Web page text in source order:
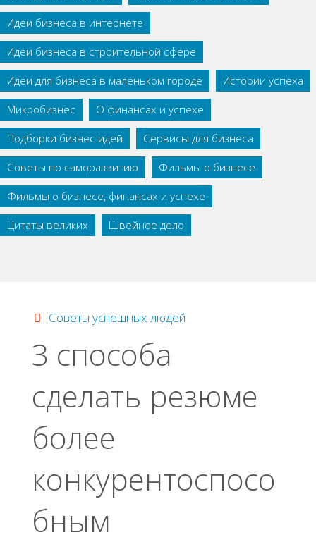
Идеи бизнеса в интернете
Идеи бизнеса в строительной сфере
Идеи для бизнеса в маленьком городе
Истории успеха
Микробизнес
О финансах и успехе
Подборки бизнес идей
Сервисы для бизнеса
Советы по саморазвитию
Фильмы о бизнесе
Фильмы о бизнесе, финансах и успехе
Цитаты великих
Швейное дело
Советы успешных людей
3 способа
сделать резюме
более
конкурентоспосо
бным